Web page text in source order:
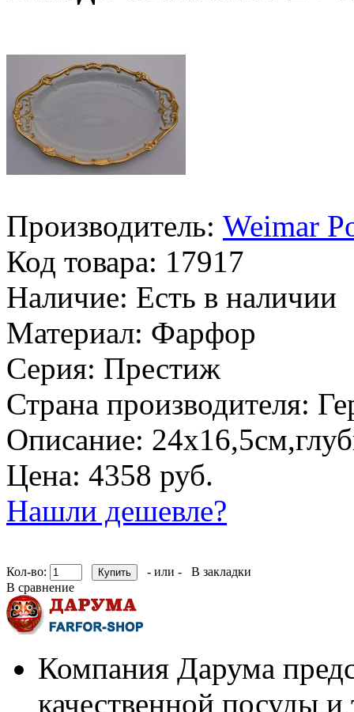
Производитель: Weimar
Код товара: 17917
Наличие: Есть в наличии
Материал: Фарфор
Серия: Престиж
Страна производителя:
Описание:
Цена: 4358 руб.
Нашли дешевле?
Кол-во: - или -
В закладки
В сравнение
Компания Дарума
качественной посуды